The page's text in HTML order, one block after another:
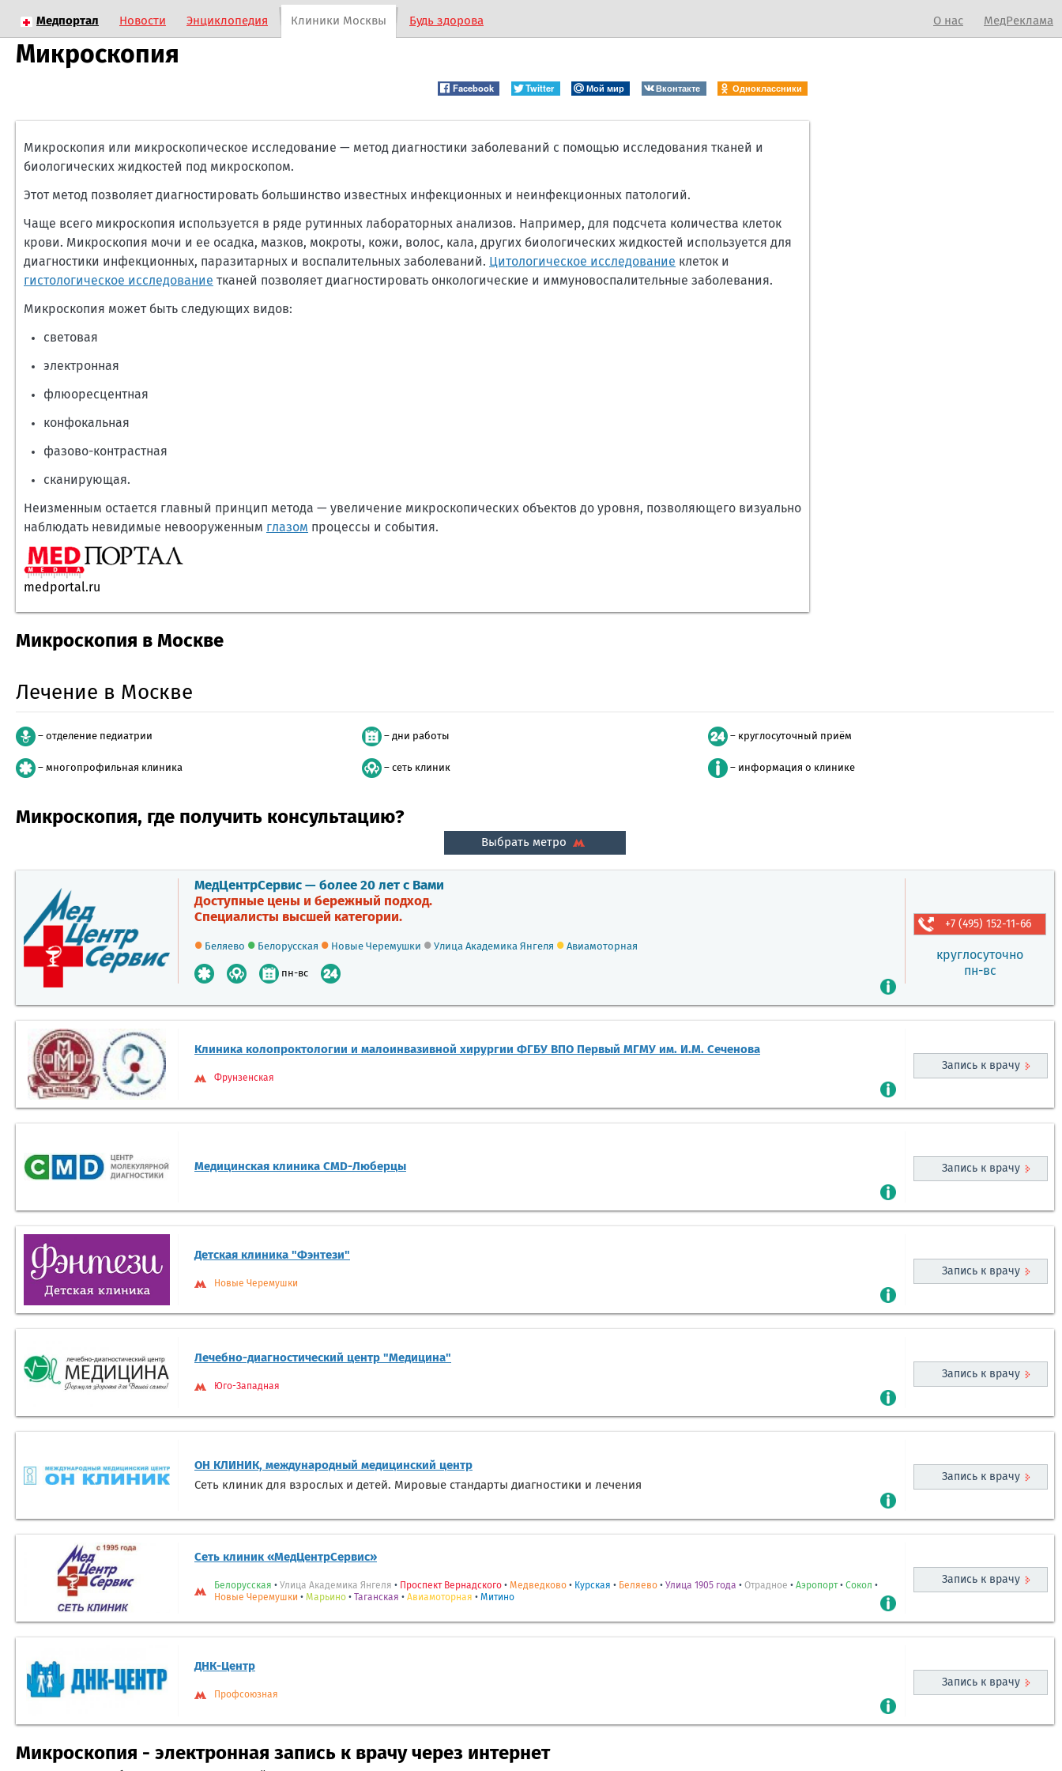
О нас МедРеклама
Медпортал Новости Энциклопедия Клиники Москвы Будь здорова
Микроскопия
Facebook Twitter Мой мир Вконтакте Одноклассники
Микроскопия или микроскопическое исследование — метод диагностики заболеваний с помощью исследования тканей и
биологических жидкостей под микроскопом.
Этот метод позволяет диагностировать большинство известных инфекционных и неинфекционных патологий.
Чаще всего микроскопия используется в ряде рутинных лабораторных анализов. Например, для подсчета количества клеток
крови. Микроскопия мочи и ее осадка, мазков, мокроты, кожи, волос, кала, других биологических жидкостей используется для
диагностики инфекционных, паразитарных и воспалительных заболеваний. Цитологическое исследование клеток и
гистологическое исследование тканей позволяет диагностировать онкологические и иммуновоспалительные заболевания.
Микроскопия может быть следующих видов:
световая
электронная
флюоресцентная
конфокальная
фазово-контрастная
сканирующая.
Неизменным остается главный принцип метода — увеличение микроскопических объектов до уровня, позволяющего визуально
наблюдать невидимые невооруженным глазом процессы и события.
medportal.ru
Микроскопия в Москве
Лечение в Москве
– отделение педиатрии – дни работы – круглосуточный приём
– многопрофильная клиника – сеть клиник – информация о клинике
Микроскопия, где получить консультацию?
Выбрать метро
МедЦентрСервис — более 20 лет с Вами
Доступные цены и бережный подход.
Специалисты высшей категории.
• Беляево • Белорусская • Новые Черемушки • Улица Академика Янгеля • Авиамоторная
+7 (495) 152-11-66
круглосуточно
пн-вс
пн-вс
Клиника колопроктологии и малоинвазивной хирургии ФГБУ ВПО Первый МГМУ им. И.М. Сеченова
Фрунзенская
Запись к врачу
Медицинская клиника CMD-Люберцы Запись к врачу
Детская клиника "Фэнтези"
Новые Черемушки
Запись к врачу
Лечебно-диагностический центр "Медицина"
Юго-Западная
Запись к врачу
ОН КЛИНИК, международный медицинский центр
Сеть клиник для взрослых и детей. Мировые стандарты диагностики и лечения
Запись к врачу
Сеть клиник «МедЦентрСервис»
Белорусская • Улица Академика Янгеля • Проспект Вернадского • Медведково • Курская • Беляево • Улица 1905 года • Отрадное • Аэропорт• Сокол •
Новые Черемушки • Марьино • Таганская • Авиамоторная • Митино
Запись к врачу
ДНК-Центр
Профсоюзная
Запись к врачу
Микроскопия - электронная запись к врачу через интернет